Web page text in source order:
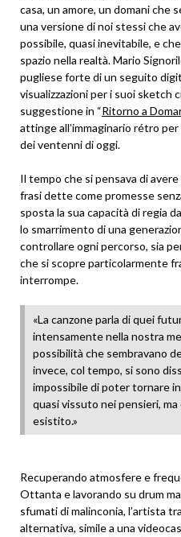
casa, un amore, un domani che
una versione di noi stessi che
possibile, quasi inevitabile, e
spazio nella realtà. Mario
pugliese forte di un seguito
visualizzazioni per i suoi sketch
suggestione in “Ritorno a
attinge all’immaginario rétro
dei ventenni di oggi.
Il tempo che si pensava di
frasi dette come promesse
sposta la sua capacità di regia
lo smarrimento di una
controllare ogni percorso, sia
che si scopre particolarmente
interrompe.
«La canzone parla di quei
intensamente nella nostra
possibilità che sembravano
invece, col tempo, si sono
impossibile di poter tornare in
quasi vissuto nei pensieri,
esistito.»
Recuperando atmosfere e
Ottanta e lavorando su drum
sfumati di malinconia, l’artista
alternativa, simile a una